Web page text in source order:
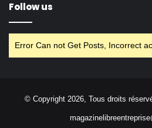
Follow us
Error Can not Get Posts, Incorrect
© Copyright 2026, Tous droits